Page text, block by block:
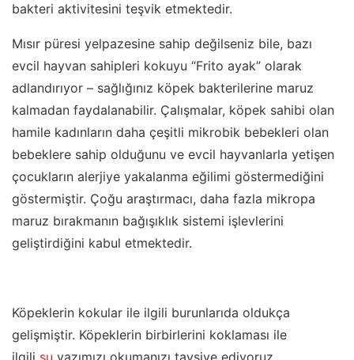
bakteri aktivitesini teşvik etmektedir.
Mısır püresi yelpazesine sahip değilseniz bile, bazı
evcil hayvan sahipleri kokuyu “Frito ayak” olarak
adlandırıyor – sağlığınız köpek bakterilerine maruz
kalmadan faydalanabilir. Çalışmalar, köpek sahibi olan
hamile kadınların daha çeşitli mikrobik bebekleri olan
bebeklere sahip olduğunu ve evcil hayvanlarla yetişen
çocukların alerjiye yakalanma eğilimi göstermediğini
göstermiştir. Çoğu araştırmacı, daha fazla mikropa
maruz bırakmanın bağışıklık sistemi işlevlerini
geliştirdiğini kabul etmektedir.
Köpeklerin kokular ile ilgili burunlarıda oldukça
gelişmiştir. Köpeklerin birbirlerini koklaması ile
ilgili şu yazımızı okumanızı tavsiye ediyoruz.